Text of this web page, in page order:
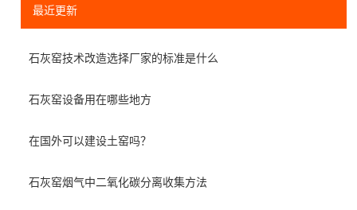
最近更新
石灰窑技术改造选择厂家的标准是什么
石灰窑设备用在哪些地方
在国外可以建设土窑吗？
石灰窑烟气中二氧化碳分离收集方法